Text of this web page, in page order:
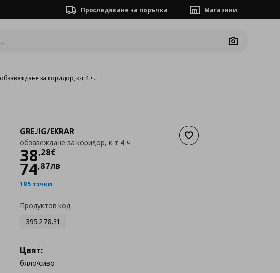
Проследяване на поръчка Магазини
Camera
обзавеждане за коридор, к-т 4 ч.
Добави към списъка с
GREJIG/EKRAR
обзавеждане за коридор, к-т 4 ч.
38,28€
Цена
74,87лв
195 точки
Продуктов код
395.278.31
Цвят:
бяло/сиво